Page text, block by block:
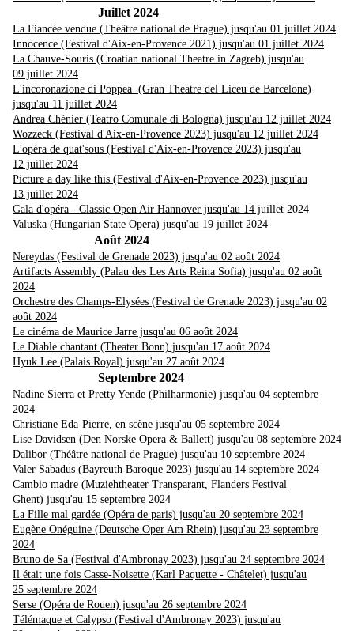
Juillet 2024
La Fiancée vendue (Théâtre national de Prague) jusqu'au 01 juillet 2024
Innocence (Festival d'Aix-en-Provence 2021) jusqu'au 01 juillet 2024
La Chauve-Souris (Croatian national Theatre in Zagreb) jusqu'au
09 juillet 2024
L'incoronazione di Poppea (Gran Theatre del Liceu de Barcelone)
jusqu'au 11 juillet 2024
Andrea Chénier (Teatro Comunale di Bologna) jusqu'au 12 juillet 2024
Wozzeck (Festival d'Aix-en-Provence 2023) jusqu'au 12 juillet 2024
L'opéra de quat'sous (Festival d'Aix-en-Provence 2023) jusqu'au
12 juillet 2024
Picture a day like this (Festival d'Aix-en-Provence 2023) jusqu'au
13 juillet 2024
Gala d'opéra - Classic Open Air Hannover jusqu'au 14 juillet 2024
Valuska (Hungarian State Opera) jusqu'au 19 juillet 2024
Août 2024
Nereydas (Festival de Grenade 2023) jusqu'au 02 août 2024
Artifacts Assembly (Palau des Les Arts Reina Sofia) jusqu'au 02 août
2024
Orchestre des Champs-Elysées (Festival de Grenade 2023) jusqu'au 02
août 2024
Le cinéma de Maurice Jarre jusqu'au 06 août 2024
Le Diable chantant (Theater Bonn) jusqu'au 17 août 2024
Hyuk Lee (Palais Royal) jusqu'au 27 août 2024
Septembre 2024
Nadine Sierra et Pretty Yende (Philharmonie) jusqu'au 04 septembre
2024
Christiane Eda-Pierre, en scène jusqu'au 05 septembre 2024
Lise Davidsen (Den Norske Opera & Ballett) jusqu'au 08 septembre 2024
Dalibor (Théâtre national de Prague) jusqu'au 10 septembre 2024
Valer Sabadus (Bayreuth Baroque 2023) jusqu'au 14 septembre 2024
Cambio madre (Muziehtheater Transparant, Flanders Festival
Ghent) jusqu'au 15 septembre 2024
La Fille mal gardée (Opéra de paris) jusqu'au 20 septembre 2024
Eugène Onéguine (Deutsche Oper Am Rhein) jusqu'au 23 septembre
2024
Bruno de Sa (Festival d'Ambronay 2023) jusqu'au 24 septembre 2024
Il était une fois Casse-Noisette (Karl Paquette - Châtelet) jusqu'au
25 septembre 2024
Serse (Opéra de Rouen) jusqu'au 26 septembre 2024
Télémaque et Calypso (Festival d'Ambronay 2023) jusqu'au